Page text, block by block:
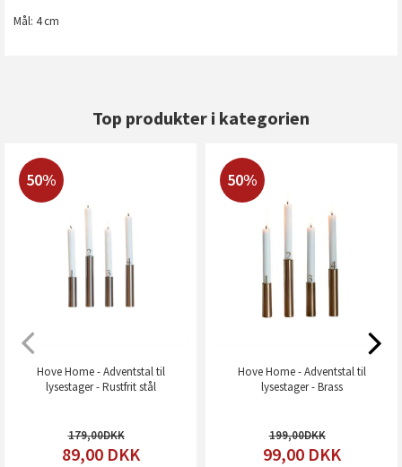
Mål: 4 cm
Top produkter i kategorien
50%
Hove Home - Adventstal til
lysestager - Rustfrit stål
179,00
89,00 DKK
50%
Hove Home - Adventstal til
lysestager - Brass
199,00
99,00 DKK